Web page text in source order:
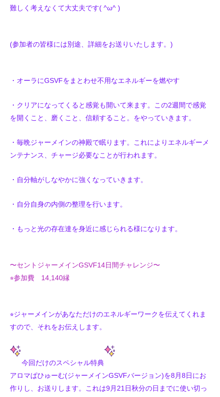
難しく考えなくて大丈夫です( ^ω^ )
(参加者の皆様には別途、詳細をお送りいたします。)
・オーラにGSVFをまとわせ不用なエネルギーを燃やす
・クリアになってくると感覚も開いて来ます。この2週間で感覚
を開くこと、磨くこと、信頼すること。をやっていきます。
・毎晩ジャーメインの神殿で眠ります。これによりエネルギーメ
ンテナンス、チャージ必要なことが行われます。
・自分軸がしなやかに強くなっていきます。
・自分自身の内側の整理を行います。
・もっと光の存在達を身近に感じられる様になります。
〜セントジャーメインGSVF14日間チャレンジ〜
⭐︎参加費 14,140縁
⭐︎ジャーメインがあなただけのエネルギーワークを伝えてくれま
すので、それをお伝えします。
今回だけのスペシャル特典
アロマぱひゅーむ(ジャーメインGSVFバージョン)を8月8日にお
作りし、お送りします。これは9月21日秋分の日までに使い切っ